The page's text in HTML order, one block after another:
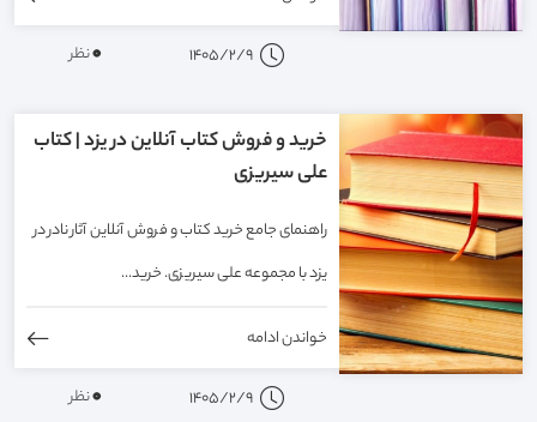
1405/2/9
0نظر
خريد و فروش کتاب آنلاين در یزد | کتاب
علی سیریزی
راهنمای جامع خريد كتاب و فروش آنلاین آثار نادر در
یزد با مجموعه علی سیریزی. خريد...
خواندن ادامه
1405/2/9
0نظر